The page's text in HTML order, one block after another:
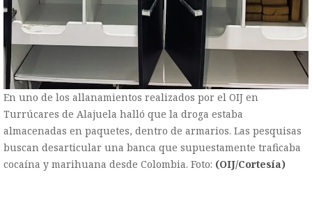
En uno de los allanamientos realizados por el OIJ en
Turrúcares de Alajuela halló que la droga estaba
almacenadas en paquetes, dentro de armarios. Las pesquisas
buscan desarticular una banca que supuestamente traficaba
cocaína y marihuana desde Colombia. Foto: (OIJ/Cortesía)